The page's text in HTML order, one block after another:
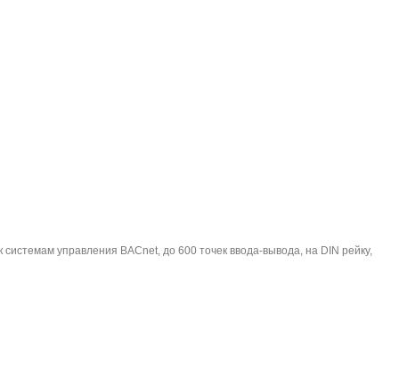
управления BACnet, до 600 точек ввода-вывода, на DIN рейку,